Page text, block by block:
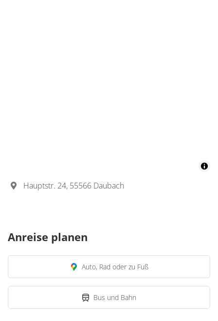
Hauptstr. 24, 55566 Daubach
Anreise planen
Auto, Rad oder zu Fuß
Bus und Bahn